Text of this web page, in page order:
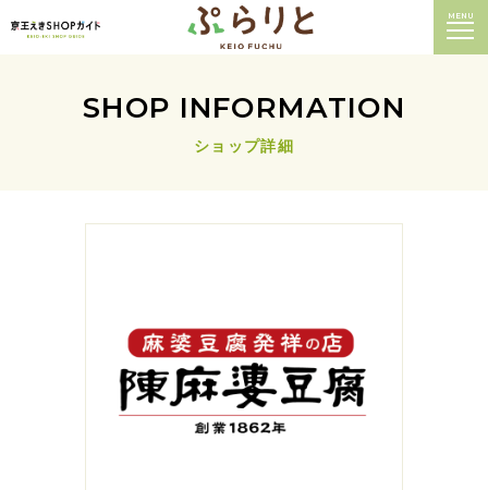
MENU
SHOP INFORMATION
ショップ詳細